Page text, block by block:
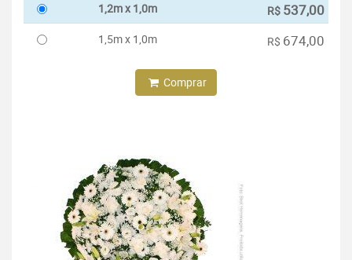
1,2m x 1,0m R$ 537,00
1,5m x 1,0m R$ 674,00
Comprar